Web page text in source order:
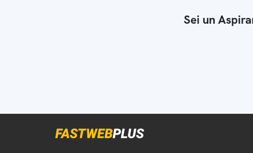
Sei un